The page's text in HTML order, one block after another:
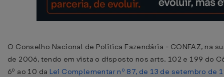
O Conselho Nacional de Política Fazendária - CONFAZ, na
de 2006, tendo em vista o disposto nos arts. 102 e 199 do
6º ao 10 da Lei Complementar nº 87, de 13 de setembro de